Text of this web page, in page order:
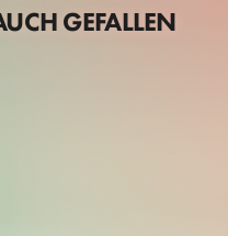
GEFALLEN